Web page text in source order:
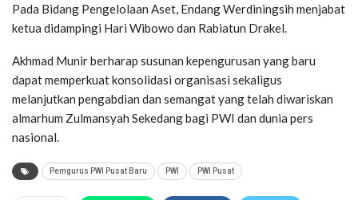
Pada Bidang Pengelolaan Aset, Endang Werdiningsih menjabat
ketua didampingi Hari Wibowo dan Rabiatun Drakel.
Akhmad Munir berharap susunan kepengurusan yang baru
dapat memperkuat konsolidasi organisasi sekaligus
melanjutkan pengabdian dan semangat yang telah diwariskan
almarhum Zulmansyah Sekedang bagi PWI dan dunia pers
nasional.
Pemgurus PWI Pusat Baru PWI PWI Pusat